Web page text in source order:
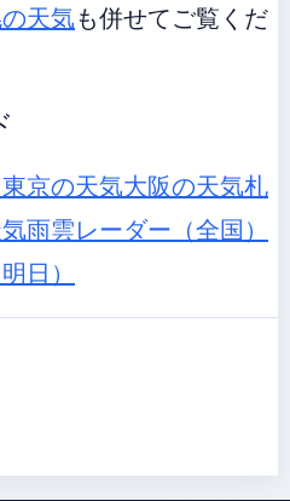
天気も併せてご覧くだ
東京の天気大阪の天気札
雨雲レーダー（全国）
日）